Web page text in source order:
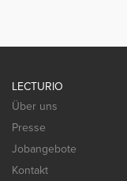
LECTURIO
Über uns
Presse
Jobangebote
Kontakt